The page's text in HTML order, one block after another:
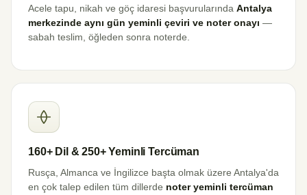
Acele tapu, nikah ve göç idaresi başvurularında Antalya
merkezinde aynı gün yeminli çeviri ve noter onayı —
sabah teslim, öğleden sonra noterde.
160+ Dil & 250+ Yeminli Tercüman
Rusça, Almanca ve İngilizce başta olmak üzere Antalya'da
en çok talep edilen tüm dillerde noter yeminli tercüman